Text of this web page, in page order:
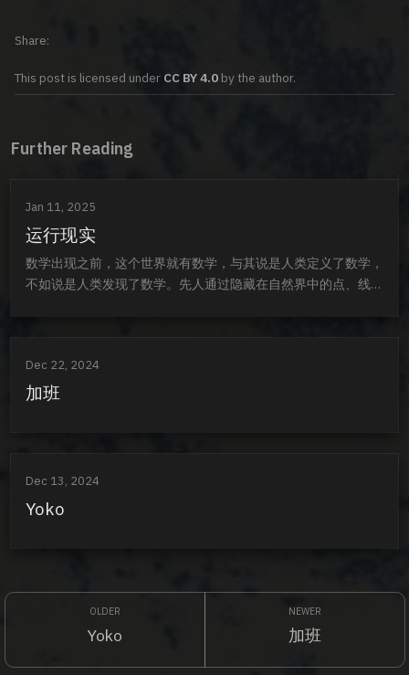
This post is licensed under CC BY 4.0 by the author.
Share
Further Reading
Jan 11, 2025
运行现实
数学出现之前，这个世界就有数学，与其说是人类定义了数学，
不如说是人类发现了数学。先人通过隐藏在自然界中的点、线、
Dec 22, 2024
加班
Dec 13, 2024
Yoko
Yoko 加班